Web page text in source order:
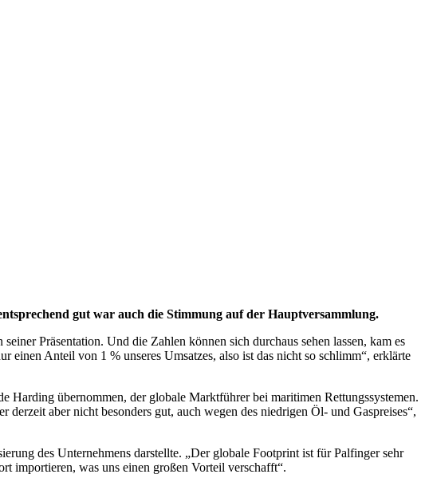
gut war auch die Stimmung auf der Hauptversammlung.
Präsentation. Und die Zahlen können sich durchaus sehen lassen, kam es
Anteil von 1 % unseres Umsatzes, also ist das nicht so schlimm“, erklärte
Harding übernommen, der globale Marktführer bei maritimen Rettungssystemen.
aber nicht besonders gut, auch wegen des niedrigen Öl- und Gaspreises“,
des Unternehmens darstellte. „Der globale Footprint ist für Palfinger sehr
importieren, was uns einen großen Vorteil verschafft“.